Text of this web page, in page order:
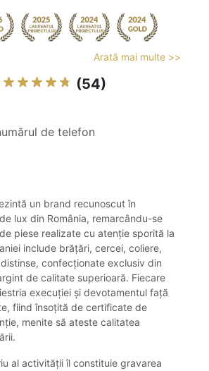
Arată mai multe >>
(54)
de telefon
un brand recunoscut în
lux din România, remarcându-se
piese realizate cu atenție sporită la
include brățări, cercei, coliere,
confecționate exclusiv din
de calitate superioară. Fiecare
execuției și devotamentul față
fiind însoțită de certificate de
menite să ateste calitatea
al activității îl constituie gravarea